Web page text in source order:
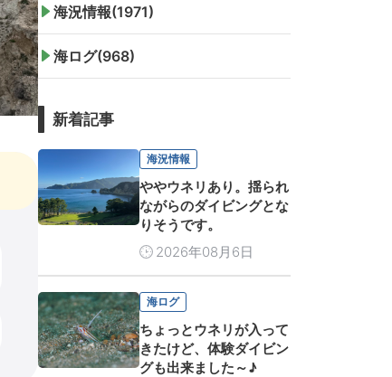
海況情報(1971)
海ログ(968)
新着記事
海況情報
ややウネリあり。揺られ
ながらのダイビングとな
りそうです。
2026年08月6日
海ログ
ちょっとウネリが入って
きたけど、体験ダイビン
グも出来ました～♪